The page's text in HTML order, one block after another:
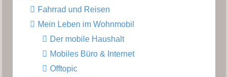
Fahrrad und Reisen
Mein Leben im Wohnmobil
Der mobile Haushalt
Mobiles Büro & Internet
Offtopic